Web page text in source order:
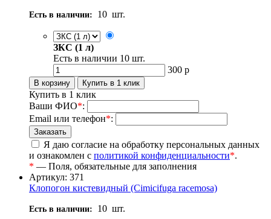
Есть в наличии: 10 шт.
ЗКС (1 л)
Есть в наличии 10 шт.
300 р
Купить в 1 клик
Ваши ФИО*:
Email или телефон*:
Я даю согласие на обработку персональных данных
и ознакомлен с политикой конфиденциальности*.
* — Поля, обязательные для заполнения
Артикул: 371
Клопогон кистевидный (Cimicifuga racemosa)
Есть в наличии: 10 шт.